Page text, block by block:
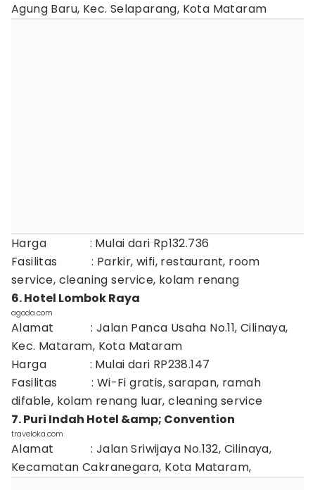
Agung Baru, Kec. Selaparang, Kota Mataram
Harga : Mulai dari Rp132.736
Fasilitas : Parkir, wifi, restaurant, room
service, cleaning service, kolam renang
6. Hotel Lombok Raya
agoda.com
Alamat : Jalan Panca Usaha No.11, Cilinaya,
Kec. Mataram, Kota Mataram
Harga : Mulai dari RP238.147
Fasilitas : Wi-Fi gratis, sarapan, ramah
difable, kolam renang luar, cleaning service
7. Puri Indah Hotel &amp; Convention
traveloka.com
Alamat : Jalan Sriwijaya No.132, Cilinaya,
Kecamatan Cakranegara, Kota Mataram,